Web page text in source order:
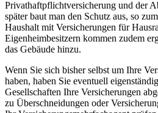
Privathaftpflichtversicherung und der
später baut man den Schutz aus, so
Haushalt mit Versicherungen für
Eigenheimbesitzern kommen zudem
das Gebäude hinzu.
Wenn Sie sich bisher selbst um Ihre
haben, haben Sie eventuell
Gesellschaften Ihre Versicherungen
zu Überschneidungen oder